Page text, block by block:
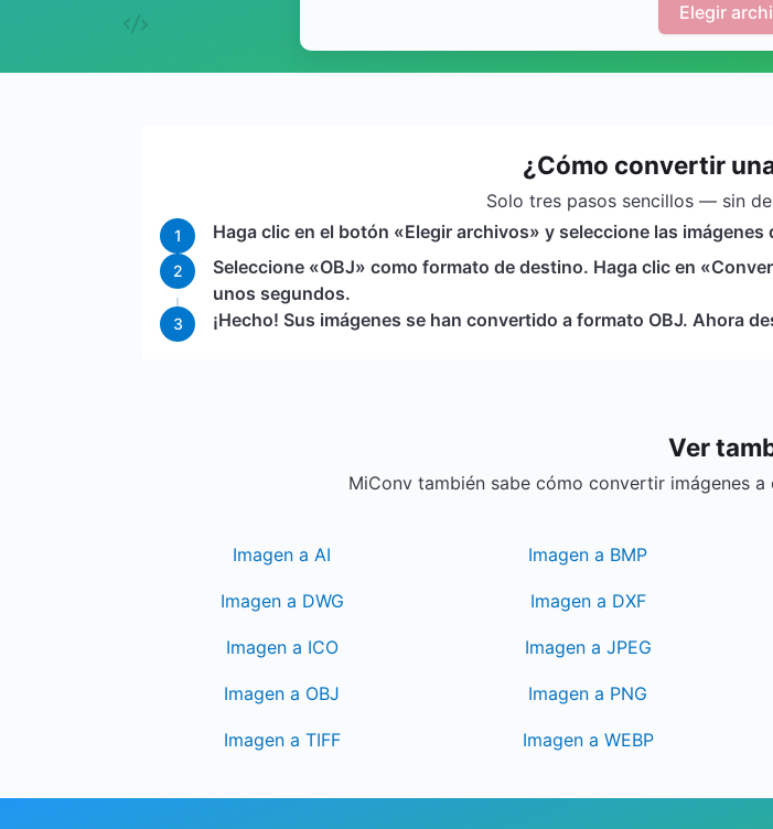
Elegir
¿Cómo convertir
Solo tres pasos sencillos — sin
1 Haga clic en el botón «Elegir archivos» y seleccione las
2
Seleccione «OBJ» como formato de destino. Haga clic en
unos segundos.
3 ¡Hecho! Sus imágenes se han convertido a formato OBJ. Ahora
Ver
MiConv también sabe cómo convertir imágenes
Imagen a AI Imagen a BMP
Imagen a DWG Imagen a DXF
Imagen a ICO Imagen a JPEG
Imagen a OBJ Imagen a PNG
Imagen a TIFF Imagen a WEBP